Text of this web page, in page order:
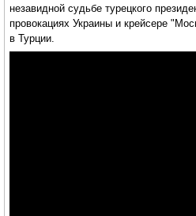
незавидной судьбе турецкого
провокациях Украины и крейсере
в Турции.